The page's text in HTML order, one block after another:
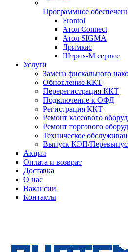
Программное
Frontol
Атол Connect
Атол SIGMA
Дримкас
Штрих-М сервис
Услуги
Замена фискального
Обновление ККТ
Перерегистрация ККТ
Подключение к ОФД
Регистрация ККТ
Ремонт кассового
Ремонт торгового
Техническое
Выпуск КЭП/
Акции
Оплата и возврат
Доставка
О нас
Вакансии
Контакты